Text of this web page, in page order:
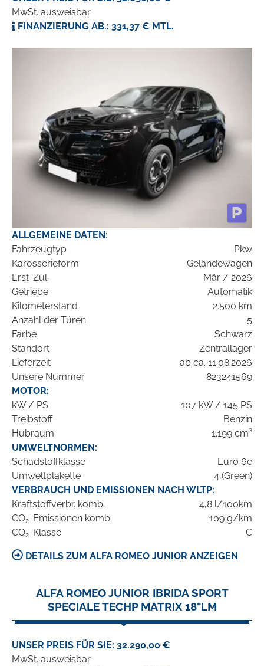
MwSt. ausweisbar
FINANZIERUNG AB.: 331,37 € MTL.
ALLGEMEINE DATEN:
Fahrzeugtyp
Pkw
Karosserieform
Geländewagen
Erst-Zul.
Mär / 2026
Getriebe
Automatik
Kilometerstand
2.500 km
Anzahl der Türen
5
Farbe
Schwarz
Standort
Zentrallager
Lieferzeit
ab ca. 11.08.2026
Unsere Nummer
823241569
MOTOR:
kW / PS
107 kW / 145 PS
Treibstoff
Benzin
Hubraum
1.199 cm³
UMWELTNORMEN:
Schadstoffklasse
Euro 6e
Umweltplakette
4 (Green)
VERBRAUCH UND EMISSIONEN NACH WLTP:
Kraftstoffverbr. komb.
4,8 l/100km
CO2-Emissionen komb.
109 g/km
CO2-Klasse C
DETAILS ZUM ALFA ROMEO JUNIOR ANZEIGEN
ALFA ROMEO JUNIOR IBRIDA SPORT
SPECIALE TECHP MATRIX 18"LM
UNSER PREIS FÜR SIE: 32.290,00 €
MwSt. ausweisbar